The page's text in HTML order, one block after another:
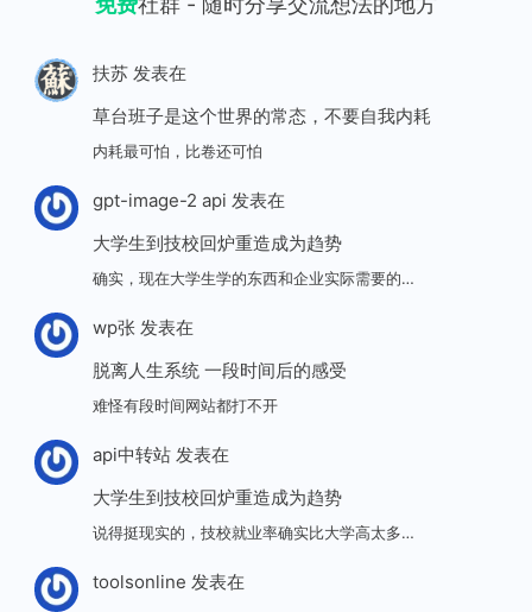
扶苏发表在
草台班子是这个世界的常态，不要自我内耗
内耗最可怕，比卷还可怕
gpt-image-2 api 发表在
大学生到技校回炉重造成为趋势
确实，现在大学生学的东西和企业实际需要的…
wp张发表在
脱离人生系统 一段时间后的感受
难怪有段时间网站都打不开
api中转站发表在
大学生到技校回炉重造成为趋势
说得挺现实的，技校就业率确实比大学高太多…
toolsonline 发表在